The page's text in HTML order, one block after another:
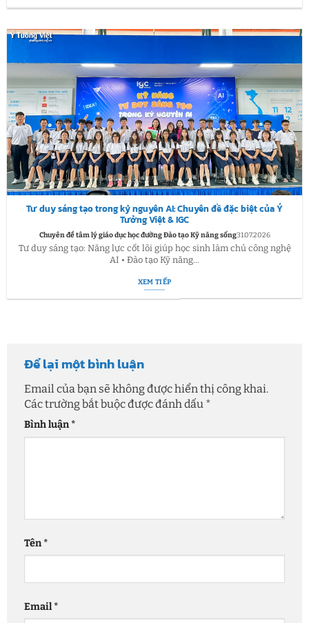
Tư duy sáng tạo trong kỷ nguyên AI: Chuyên đề đặc biệt của Ý
Tưởng Việt & IGC
Chuyên đề tâm lý giáo dục học đường Đào tạo Kỹ năng sống31.07.2026
Tư duy sáng tạo: Năng lực cốt lõi giúp học sinh làm chủ công nghệ
AI • Đào tạo Kỹ năng...
XEM TIẾP
Để lại một bình luận
Email của bạn sẽ không được hiển thị công khai.
Các trường bắt buộc được đánh dấu *
Bình luận*
Tên*
Email*